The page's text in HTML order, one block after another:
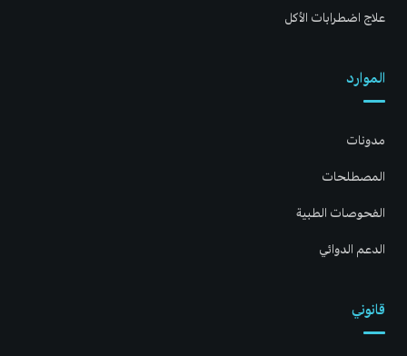
علاج اضطرابات الأكل
الموارد
مدونات
المصطلحات
الفحوصات الطبية
الدعم الدوائي
قانوني